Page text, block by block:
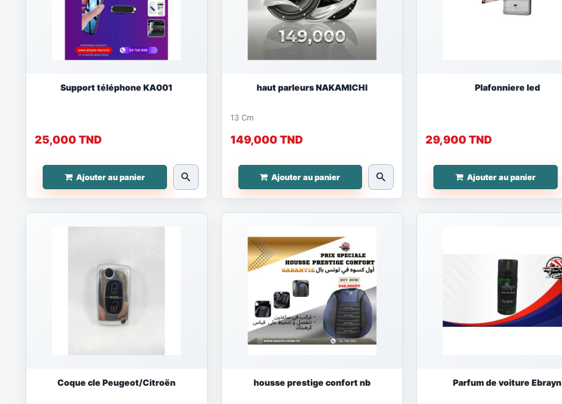
Support téléphone KA001
25,000 TND
Ajouter au panier search
haut parleurs NAKAMICHI
13 Cm
149,000 TND
Ajouter au panier search
Plafonniere led
29,900 TND
Ajouter au panier
Coque cle Peugeot/Citroën housse prestige confort nb Parfum de voiture Ebrayn